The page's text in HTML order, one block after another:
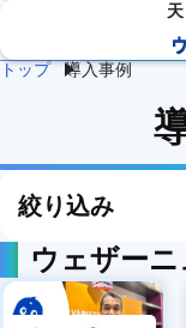
象
流
通
気
象
雷
ラ
策
企業向け専
トップ 導入事例
絞り込み
ウェザー